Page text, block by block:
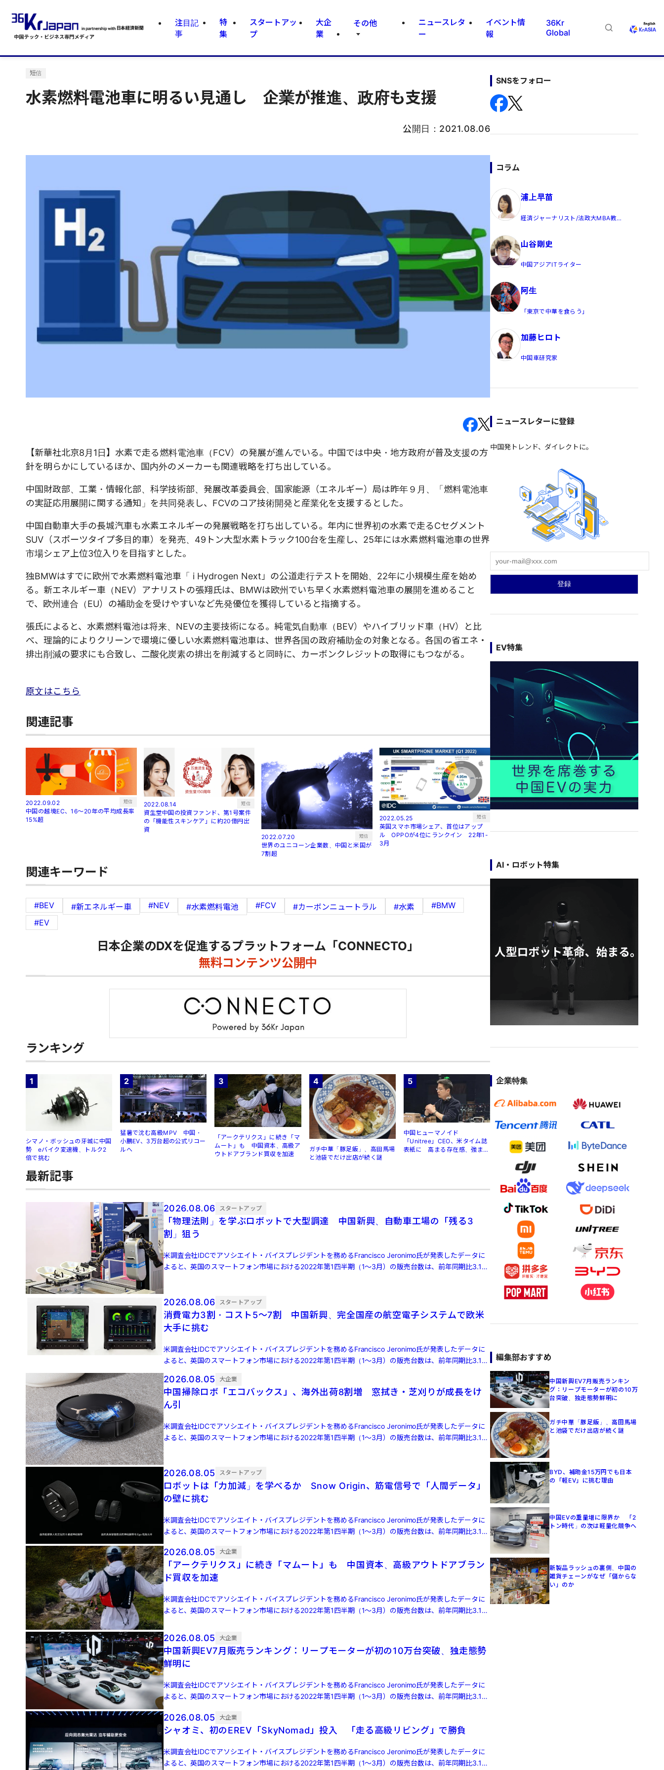
注目記
事
特
集
スタートアッ
プ
大企
業
その他
ニュースレタ
ー
イベント情
報
36Kr
Global
短信
水素燃料電池車に明るい見通し 企業が推進、政府も支援
公開日： 2021.08.06
【新華社北京8月1日】水素で走る燃料電池車（FCV）の発展が進んでいる。中国では中央・地方政府が普及支援の方
針を明らかにしているほか、国内外のメーカーも関連戦略を打ち出している。
中国財政部、工業・情報化部、科学技術部、発展改革委員会、国家能源（エネルギー）局は昨年９月、「燃料電池車
の実証応用展開に関する通知」を共同発表し、FCVのコア技術開発と産業化を支援するとした。
中国自動車大手の長城汽車も水素エネルギーの発展戦略を打ち出している。年内に世界初の水素で走るCセグメント
SUV（スポーツタイプ多目的車）を発売、49トン大型水素トラック100台を生産し、25年には水素燃料電池車の世界
市場シェア上位3位入りを目指すとした。
独BMWはすでに欧州で水素燃料電池車「 i Hydrogen Next」の公道走行テストを開始、22年に小規模生産を始め
る。新エネルギー車（NEV）アナリストの張翔氏は、BMWは欧州でいち早く水素燃料電池車の展開を進めること
で、欧州連合（EU）の補助金を受けやすいなど先発優位を獲得していると指摘する。
張氏によると、水素燃料電池は将来、NEVの主要技術になる。純電気自動車（BEV）やハイブリッド車（HV）と比
べ、理論的によりクリーンで環境に優しい水素燃料電池車は、世界各国の政府補助金の対象となる。各国の省エネ・
排出削減の要求にも合致し、二酸化炭素の排出を削減すると同時に、カーボンクレジットの取得にもつながる。
原文はこちら
関連記事
2022.09.02 短信
中国の越境EC、16～20年の平均成長率
15%超
2022.08.14 短信
資生堂中国の投資ファンド、第1号案件
の「機能性スキンケア」に約20億円出
資
2022.07.20
短信
世界のユニコーン企業数、中国と米国が
7割超
2022.05.25 短信
英国スマホ市場シェア、首位はアップ
ル OPPOが4位にランクイン 22年1-
3月
関連キーワード
#BEV #新エネルギー車 #NEV #水素燃料電池 #FCV #カーボンニュートラル #水素
#BMW
#EV
日本企業のDXを促進するプラットフォーム「CONNECTO」
無料コンテンツ公開中
ランキング
1
シマノ・ボッシュの牙城に中国
勢 eバイク変速機、トルク2
倍で挑む
2
猛暑で沈む高級MPV 中国・
小鵬EV、3万台超の公式リコー
ルへ
3
「アークテリクス」に続き「マ
ムート」も 中国資本、高級ア
ウトドアブランド買収を加速
4
ガチ中華「豚足飯」、高田馬場
と池袋でだけ出店が続く謎
5
中国ヒューマノイド
「Unitree」CEO、米タイム誌
表紙に 高まる存在感、強まる
最新記事
2026.08.06 スタートアップ
「物理法則」を学ぶロボットで大型調達 中国新興、自動車工場の「残る3
割」狙う
米調査会社IDCでアソシエイト・バイスプレジデントを務めるFrancisco Jeronimo氏が発表したデータに
よると、英国のスマートフォン市場における2022年第1四半期（1～3月）の販売台数は、前年同期比3.1%
2026.08.06 スタートアップ
消費電力3割・コスト5〜7割 中国新興、完全国産の航空電子システムで欧米
大手に挑む
米調査会社IDCでアソシエイト・バイスプレジデントを務めるFrancisco Jeronimo氏が発表したデータに
よると、英国のスマートフォン市場における2022年第1四半期（1～3月）の販売台数は、前年同期比3.1%
増 […]
2026.08.05 大企業
中国掃除ロボ「エコバックス」、海外出荷8割増 窓拭き・芝刈りが成長をけ
ん引
米調査会社IDCでアソシエイト・バイスプレジデントを務めるFrancisco Jeronimo氏が発表したデータに
よると、英国のスマートフォン市場における2022年第1四半期（1～3月）の販売台数は、前年同期比3.1%
増 […]
2026.08.05 スタートアップ
ロボットは「力加減」を学べるか Snow Origin、筋電信号で「人間データ」
の壁に挑む
米調査会社IDCでアソシエイト・バイスプレジデントを務めるFrancisco Jeronimo氏が発表したデータに
よると、英国のスマートフォン市場における2022年第1四半期（1～3月）の販売台数は、前年同期比3.1%
増 […]
2026.08.05 大企業
「アークテリクス」に続き「マムート」も 中国資本、高級アウトドアブラン
ド買収を加速
米調査会社IDCでアソシエイト・バイスプレジデントを務めるFrancisco Jeronimo氏が発表したデータに
よると、英国のスマートフォン市場における2022年第1四半期（1～3月）の販売台数は、前年同期比3.1%
増 […]
2026.08.05 大企業
中国新興EV7月販売ランキング：リープモーターが初の10万台突破、独走態勢
鮮明に
米調査会社IDCでアソシエイト・バイスプレジデントを務めるFrancisco Jeronimo氏が発表したデータに
よると、英国のスマートフォン市場における2022年第1四半期（1～3月）の販売台数は、前年同期比3.1%
増 […]
2026.08.05 大企業
シャオミ、初のEREV「SkyNomad」投入 「走る高級リビング」で勝負
米調査会社IDCでアソシエイト・バイスプレジデントを務めるFrancisco Jeronimo氏が発表したデータに
よると、英国のスマートフォン市場における2022年第1四半期（1～3月）の販売台数は、前年同期比3.1%
SNSをフォロー
コラム
浦上早苗
経済ジャーナリスト/法政大MBA教
山谷剛史
中国アジアITライター
阿生
「東京で中華を食らう」
加藤ヒロト
中国車研究家
ニュースレターに登録
中国発トレンド、ダイレクトに。
EV特集
AI・ロボット特集
企業特集
編集部おすすめ
中国新興EV7月販売ランキン
グ：リープモーターが初の10万
台突破、独走態勢鮮明に
ガチ中華「豚足飯」、高田馬場
と池袋でだけ出店が続く謎
BYD、補助金15万円でも日本
の「軽EV」に挑む理由
中国EVの重量増に限界か 「2
トン時代」の次は軽量化競争へ
新製品ラッシュの裏側、中国の
雑貨チェーンがなぜ「儲からな
い」のか